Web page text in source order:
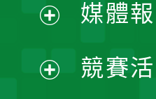
媒體
競賽
開